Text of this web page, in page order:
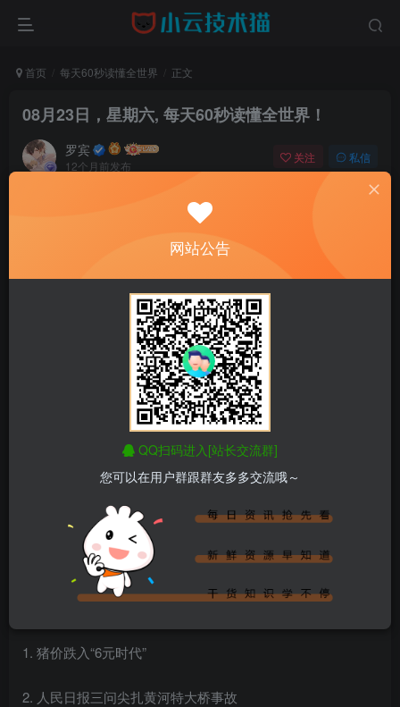
首页 每天60秒读懂全世界 正文
08月23日，星期六, 每天60秒读懂全世界！
罗宾
12个月前发布
关注 私信
正文开始阅读，请点击右上角“关注”按钮，关注作者
------正文内容展示，开始汲取新知识------
百度热搜新闻
新闻来源：百度热搜榜
1. 猪价跌入“6元时代”
2. 人民日报三问尖扎黄河特大桥事故
网站公告
QQ扫码进入[站长交流群]
您可以在用户群跟群友多多交流哦～